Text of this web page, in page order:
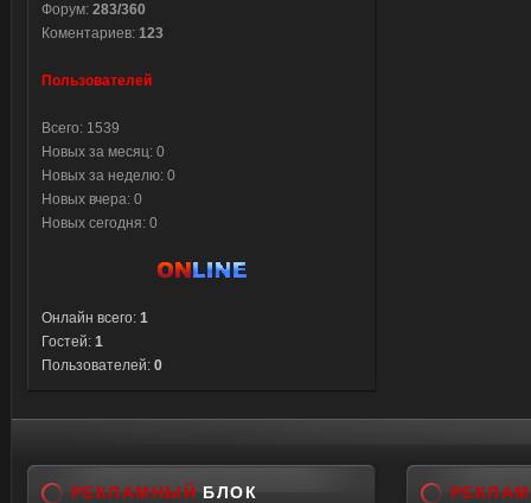
Форум: 283/360
Коментариев: 123
Пользователей
Всего: 1539
Новых за месяц: 0
Новых за неделю: 0
Новых вчера: 0
Новых сегодня: 0
Онлайн всего: 1
Гостей: 1
Пользователей: 0
РЕКЛАМНЫЙ БЛОК